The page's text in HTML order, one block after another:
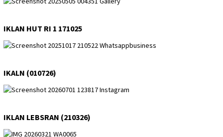
IKLAN HUT RI 1 171025
IKALN (010726)
IKLAN LEBSRAN (210326)